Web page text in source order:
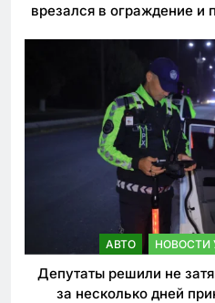
врезался в ограждение и
АВТО НОВОСТИ
Депутаты решили не
за несколько дней